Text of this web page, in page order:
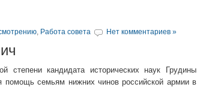
, Работа совета Нет комментариев »
степени кандидата исторических наук Грудины
помощь семьям нижних чинов российской армии в